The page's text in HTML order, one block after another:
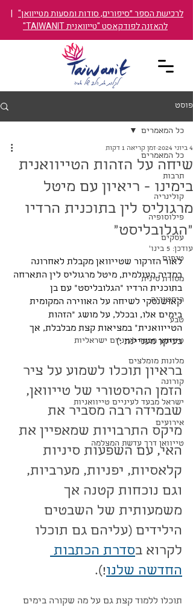
לרכישת הספר ״סיפורים, סודות ומסעות מטייוואן" |
להאזנה לפודקאסט "טייוואנית TAIWANIT"
פוסט
כל המאמרים
תרבות
קולינריה
פילוסופיה
עסקים
טיפים
מסורת סינית
היסטוריה
טבע
טייוואן מבעד לעיניים ישראליות
מלונות מומלצים
קורונה
ישראל מבעד לעיניים טייוואניות
אירועים
טייוואן דרך עדשת המצלמה
כל המאמרים
שיחה על הזהות הטייוואנית
בימינו - ריאיון עם מיטל
מרגוליס לין בתוכנית הרדיו
״הגלובליסט״
4 ביוני 2024 זמן קריאה 1 דקות
עודכן: 5 בינו׳
לאור הזרקור שטייוואן מקבלת לאחרונה
במדיה העולמית, מיטל מרגוליס לין התארחה
בתוכנית הרדיו ״הגלובליסט״ עם בן
קאושנסקי לשיחה על האווירה המקומית
בימים אלו, ובכלל, על מושג ״הזהות
הטייוואנית״ במציאות קצת מבלבלת, אך
בעיקר מעניינת :)
בראיון תוכלו לשמוע על ציר
הזמן ההיסטורי של טייוואן,
שבמידה רבה מסביר את
מיקס התרבויות שמאפיין את
האי, עם השפעות סיניות
קלאסיות, יפניות, מערביות,
וגם נוכחות קטנה אך
משמעותית של השבטים
הילידים (עליהם גם תוכלו
לקרוא בסדרת הכתבות
החדשה שלנו!).
תוכלו ללמוד קצת גם על מה שקורה בימים